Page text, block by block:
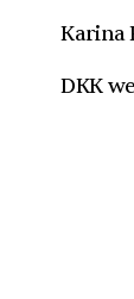
Karina
DKK